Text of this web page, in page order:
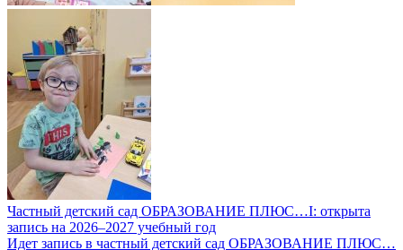
Частный детский сад ОБРАЗОВАНИЕ ПЛЮС…I: открыта
запись на 2026–2027 учебный год
Идет запись в частный детский сад ОБРАЗОВАНИЕ ПЛЮС…